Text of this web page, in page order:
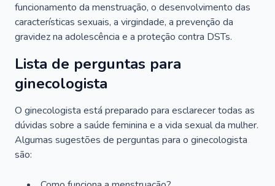
funcionamento da menstruação, o desenvolvimento das
características sexuais, a virgindade, a prevenção da
gravidez na adolescência e a proteção contra DSTs.
Lista de perguntas para
ginecologista
O ginecologista está preparado para esclarecer todas as
dúvidas sobre a saúde feminina e a vida sexual da mulher.
Algumas sugestões de perguntas para o ginecologista
são: